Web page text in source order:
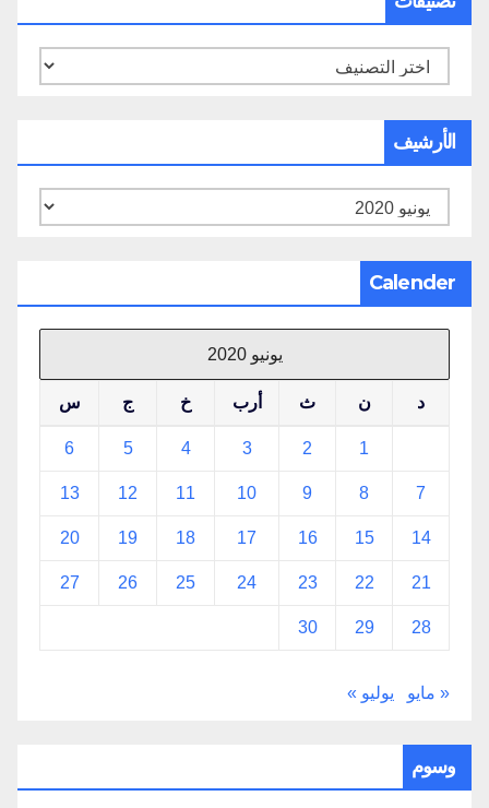
تصنيفات
الأرشيف
الأرشيف
Calender
يونيو 2020
د ن ث أرب خ ج س
1
2
3
4
5
6
7
8
9
10
11
12
13
14
15
16
17
18
19
20
21
22
23
24
25
26
27
28
29
30
« مايو يوليو »
وسوم